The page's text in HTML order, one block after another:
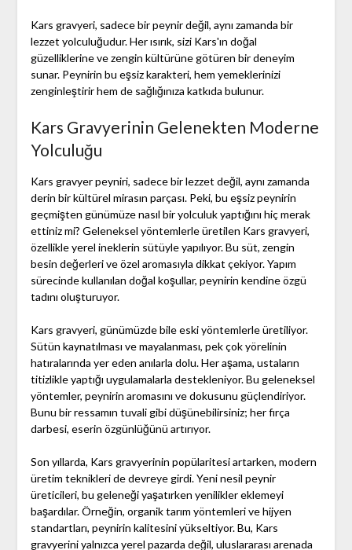
Kars gravyeri, sadece bir peynir değil, aynı zamanda bir
lezzet yolculuğudur. Her ısırık, sizi Kars'ın doğal
güzelliklerine ve zengin kültürüne götüren bir deneyim
sunar. Peynirin bu eşsiz karakteri, hem yemeklerinizi
zenginleştirir hem de sağlığınıza katkıda bulunur.
Kars Gravyerinin Gelenekten Moderne
Yolculuğu
Kars gravyer peyniri, sadece bir lezzet değil, aynı zamanda
derin bir kültürel mirasın parçası. Peki, bu eşsiz peynirin
geçmişten günümüze nasıl bir yolculuk yaptığını hiç merak
ettiniz mi? Geleneksel yöntemlerle üretilen Kars gravyeri,
özellikle yerel ineklerin sütüyle yapılıyor. Bu süt, zengin
besin değerleri ve özel aromasıyla dikkat çekiyor. Yapım
sürecinde kullanılan doğal koşullar, peynirin kendine özgü
tadını oluşturuyor.
Kars gravyeri, günümüzde bile eski yöntemlerle üretiliyor.
Sütün kaynatılması ve mayalanması, pek çok yörelinin
hatıralarında yer eden anılarla dolu. Her aşama, ustaların
titizlikle yaptığı uygulamalarla destekleniyor. Bu geleneksel
yöntemler, peynirin aromasını ve dokusunu güçlendiriyor.
Bunu bir ressamın tuvali gibi düşünebilirsiniz; her fırça
darbesi, eserin özgünlüğünü artırıyor.
Son yıllarda, Kars gravyerinin popülaritesi artarken, modern
üretim teknikleri de devreye girdi. Yeni nesil peynir
üreticileri, bu geleneği yaşatırken yenilikler eklemeyi
başardılar. Örneğin, organik tarım yöntemleri ve hijyen
standartları, peynirin kalitesini yükseltiyor. Bu, Kars
gravyerini yalnızca yerel pazarda değil, uluslararası arenada